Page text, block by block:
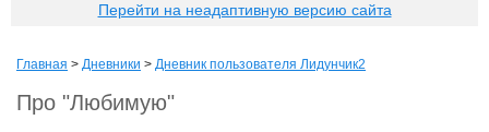
Перейти на неадаптивную версию сайта
Главная > Дневники > Дневник пользователя Лидунчик2
Про "Любимую"